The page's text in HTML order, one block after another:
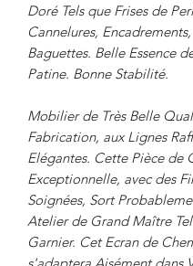
Doré Tels que Frises de
Cannelures,
Baguettes. Belle Essence
Patine. Bonne Stabilité.
Mobilier de Très Belle
Fabrication, aux Lignes
Elégantes. Cette Pièce de
Exceptionnelle, avec des
Soignées, Sort
Atelier de Grand Maître
Garnier. Cet Ecran de